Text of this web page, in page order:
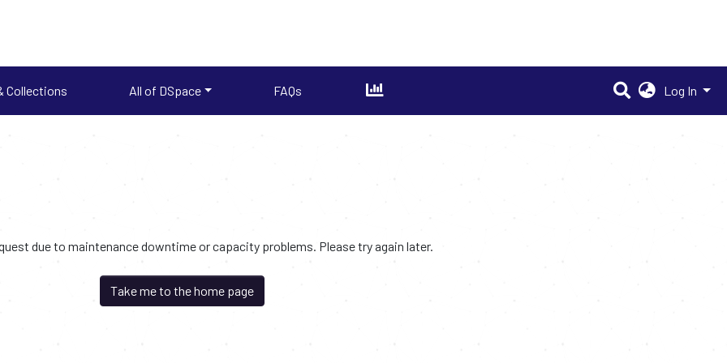
Collections All of DSpace FAQs Log In
due to maintenance downtime or capacity problems. Please try again later.
Take me to the home page